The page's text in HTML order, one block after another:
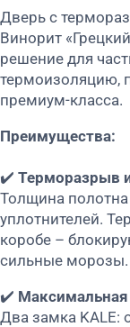
Дверь с
Винорит
решение для
термоизоляцию,
премиум-класса.
Преимущества:
✔️ Терморазрыв
Толщина
уплотнителей.
коробе –
сильные морозы.
✔️ Максимальная
Два замка KALE: